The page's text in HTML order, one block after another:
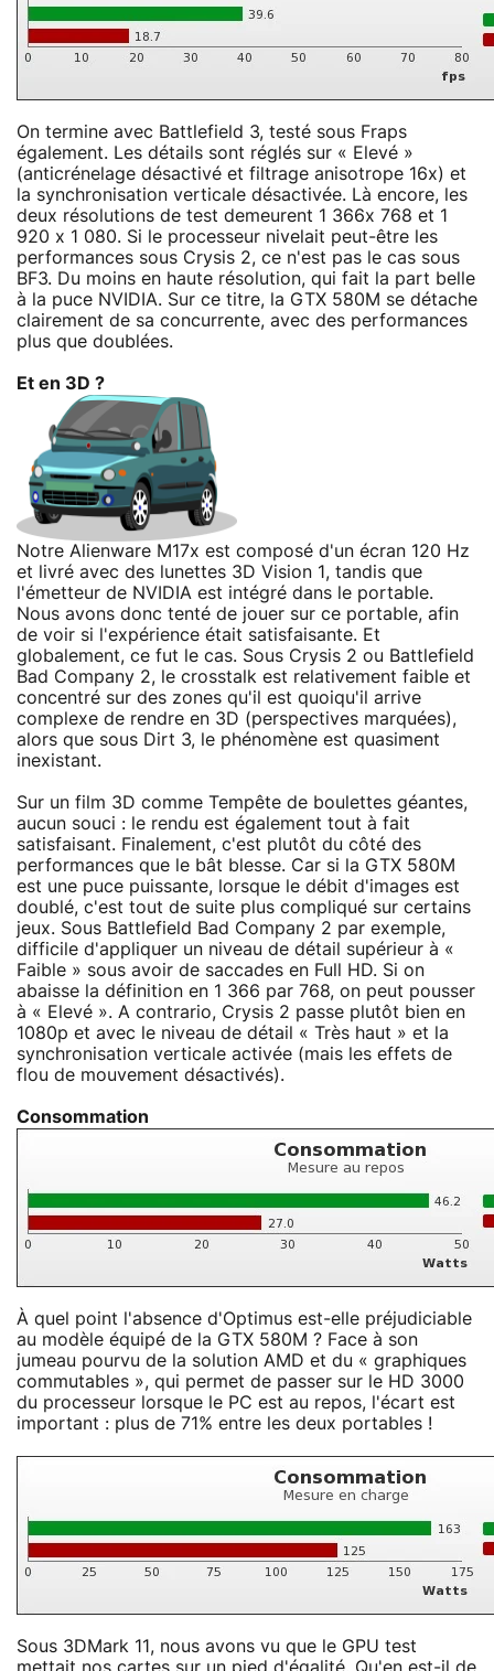
On termine avec Battlefield 3, testé sous Fraps
également. Les détails sont réglés sur « Elevé »
(anticrénelage désactivé et filtrage anisotrope 16x) et
la synchronisation verticale désactivée. Là encore, les
deux résolutions de test demeurent 1 366x 768 et 1
920 x 1 080. Si le processeur nivelait peut-être les
performances sous Crysis 2, ce n'est pas le cas sous
BF3. Du moins en haute résolution, qui fait la part belle
à la puce NVIDIA. Sur ce titre, la GTX 580M se détache
clairement de sa concurrente, avec des performances
plus que doublées.
Et en 3D ?
Notre Alienware M17x est composé d'un écran 120 Hz
et livré avec des lunettes 3D Vision 1, tandis que
l'émetteur de NVIDIA est intégré dans le portable.
Nous avons donc tenté de jouer sur ce portable, afin
de voir si l'expérience était satisfaisante. Et
globalement, ce fut le cas. Sous Crysis 2 ou Battlefield
Bad Company 2, le crosstalk est relativement faible et
concentré sur des zones qu'il est quoiqu'il arrive
complexe de rendre en 3D (perspectives marquées),
alors que sous Dirt 3, le phénomène est quasiment
inexistant.
Sur un film 3D comme Tempête de boulettes géantes,
aucun souci : le rendu est également tout à fait
satisfaisant. Finalement, c'est plutôt du côté des
performances que le bât blesse. Car si la GTX 580M
est une puce puissante, lorsque le débit d'images est
doublé, c'est tout de suite plus compliqué sur certains
jeux. Sous Battlefield Bad Company 2 par exemple,
difficile d'appliquer un niveau de détail supérieur à «
Faible » sous avoir de saccades en Full HD. Si on
abaisse la définition en 1 366 par 768, on peut pousser
à « Elevé ». A contrario, Crysis 2 passe plutôt bien en
1080p et avec le niveau de détail « Très haut » et la
synchronisation verticale activée (mais les effets de
flou de mouvement désactivés).
Consommation
À quel point l'absence d'Optimus est-elle préjudiciable
au modèle équipé de la GTX 580M ? Face à son
jumeau pourvu de la solution AMD et du « graphiques
commutables », qui permet de passer sur le HD 3000
du processeur lorsque le PC est au repos, l'écart est
important : plus de 71% entre les deux portables !
Sous 3DMark 11, nous avons vu que le GPU test
mettait nos cartes sur un pied d'égalité. Qu'en est-il de